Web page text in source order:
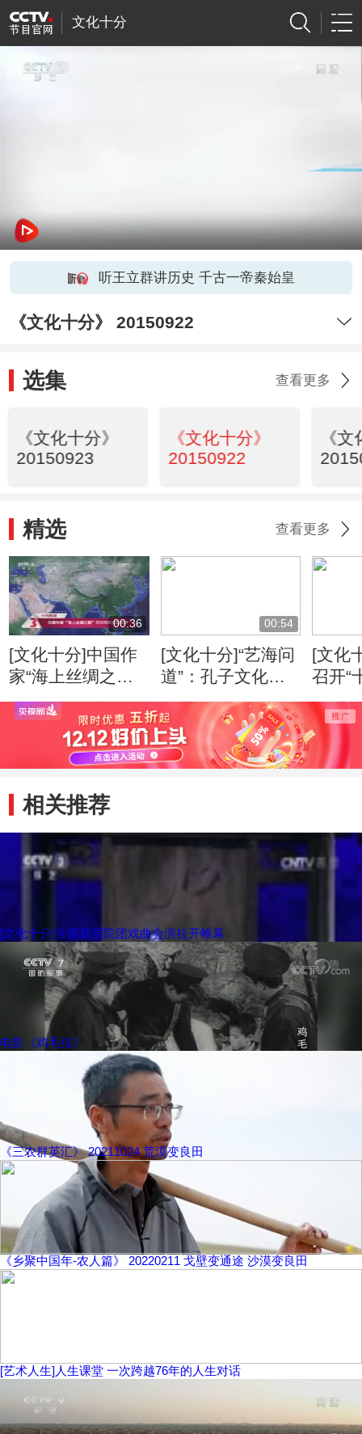
文化十分
听王立群讲历史 千古一帝秦始皇
《文化十分》 20150922
选集 查看更多
《文化十分》
20150923
《文化十分》
20150922
《
精选 查看更多
00:36
[文化十分]中国作
家“海上丝绸之
路”采访采风活动
开启
00:54
[文化十分]“艺海问
道”：孔子文化形
象的当代传播
[文化
召开“
专家
相关推荐
[文化十分]全国基层院团戏曲会演拉开帷幕
电影《鸡毛信》
《三农群英汇》 20211024 荒漠变良田
《乡聚中国年-农人篇》 20220211 戈壁变通途 沙漠变良田
[艺术人生]人生课堂 一次跨越76年的人生对话